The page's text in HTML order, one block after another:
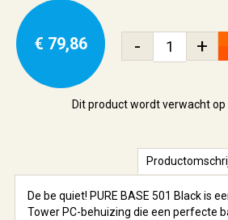
€ 79,86 - +
Dit product wordt verwacht
De be quiet! PURE BASE 501 Black is
Tower PC-behuizing die een perfecte